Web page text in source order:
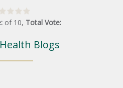
of 10, Total Vote:
Blogs